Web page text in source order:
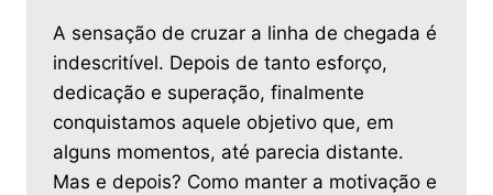
A sensação de cruzar a linha de chegada é
indescritível. Depois de tanto esforço,
dedicação e superação, finalmente
conquistamos aquele objetivo que, em
alguns momentos, até parecia distante.
Mas e depois? Como manter a motivação e